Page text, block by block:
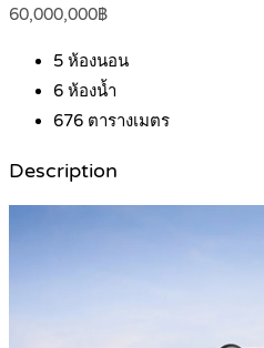
60,000,000฿
5 ห้องนอน
6 ห้องน้ำ
676 ตารางเมตร
Description